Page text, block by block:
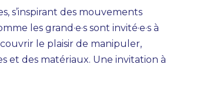
s’inspirant des mouvements
les grand·e·s sont invité·e·s à
le plaisir de manipuler,
et des matériaux. Une invitation à